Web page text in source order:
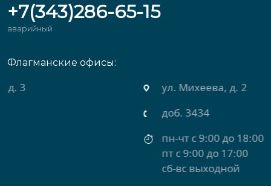
+7(343)286-65-15
аварийный
Флагманские офисы: